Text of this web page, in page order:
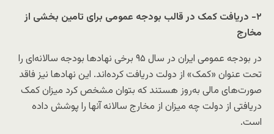
۲- دریافت کمک در قالب بودجه عمومی برای تامین بخشی از
مخارج
در بودجه عمومی ایران در سال ۹۵ برخی نهادها بودجه‌ سالانه‌ای را
تحت عنوان «کمک» از دولت دریافت کرده‌اند. این نهادها نیز فاقد
صورت‌های مالی به‌روز هستند که بتوان مشخص کرد میزان کمک
دریافتی از دولت چه میزان از مخارج سالانه آنها را پوشش داده
است.